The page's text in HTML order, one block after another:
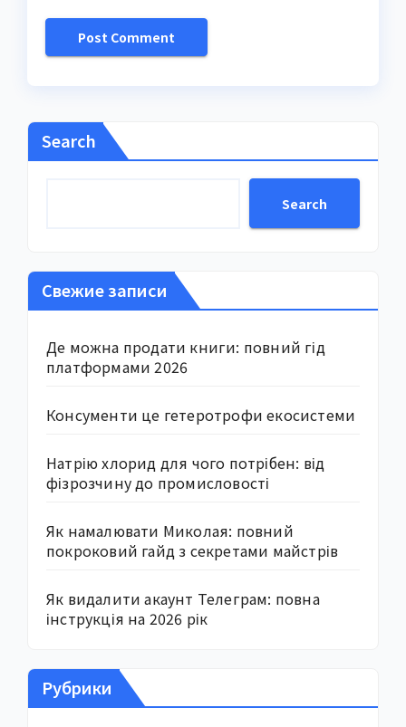
Search
Search
Свежие записи
Де можна продати книги: повний гід
платформами 2026
Консументи це гетеротрофи екосистеми
Натрію хлорид для чого потрібен: від
фізрозчину до промисловості
Як намалювати Миколая: повний
покроковий гайд з секретами майстрів
Як видалити акаунт Телеграм: повна
інструкція на 2026 рік
Рубрики